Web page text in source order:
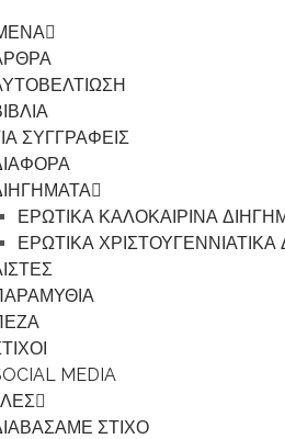
ΣΥΓΓΡΑΦΕΙΣ
ΕΡΩΤΙΚΑ ΚΑΛΟΚΑΙΡΙΝΑ
ΕΡΩΤΙΚΑ ΧΡΙΣΤΟΥΓΕΝΝΙΑΤΙΚΑ
MEDIA
ΣΤΙΧΟ